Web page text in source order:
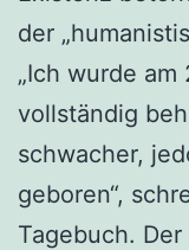
der
„Ich wurde am
vollständig
schwacher,
geboren“,
Tagebuch.